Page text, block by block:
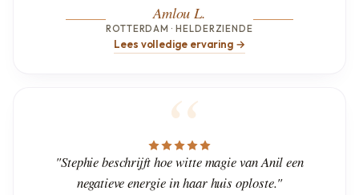
Amlou L.
ROTTERDAM · HELDERZIENDE
Lees volledige ervaring →
"Stephie beschrijft hoe witte magie van Anil een
negatieve energie in haar huis oploste."